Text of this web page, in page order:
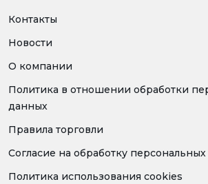
Контакты
Новости
О компании
Политика в отношении обработки
данных
Правила торговли
Согласие на обработку
Политика использования cookies